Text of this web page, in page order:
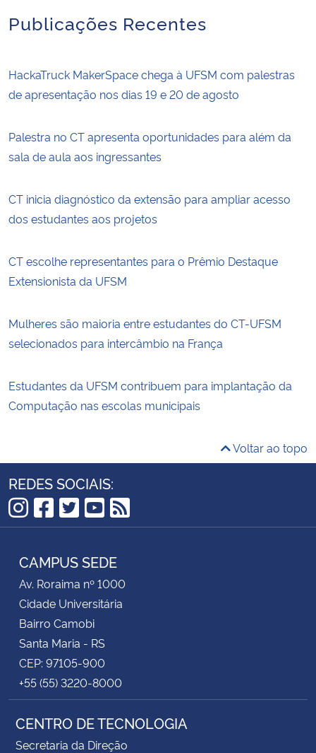
Publicações Recentes
HackaTruck MakerSpace chega à UFSM com palestras
de apresentação nos dias 19 e 20 de agosto
Palestra no CT apresenta oportunidades para além da
sala de aula aos ingressantes
CT inicia diagnóstico da extensão para ampliar acesso
dos estudantes aos projetos
CT escolhe representantes para o Prêmio Destaque
Extensionista da UFSM
Mulheres são maioria entre estudantes do CT-UFSM
selecionados para intercâmbio na França
Estudantes da UFSM contribuem para implantação da
Computação nas escolas municipais
Voltar ao topo
REDES SOCIAIS:
Instagram
Facebook
Twitter
YouTube
RSS
CAMPUS SEDE
Av. Roraima nº 1000
Cidade Universitária
Bairro Camobi
Santa Maria - RS
CEP: 97105-900
+55 (55) 3220-8000
CENTRO DE TECNOLOGIA
Secretaria da Direção